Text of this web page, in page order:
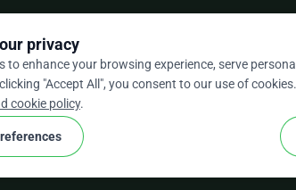
αυτή την εκστρατεία με τους φίλους,
να διατηρήσουμε το Πάρκο Καρατάσου
/ 5 based on 500+ reviews
conditionscookie
privacy
to enhance your browsing experience, serve
"Accept All", you consent to our use of
cookie policy.